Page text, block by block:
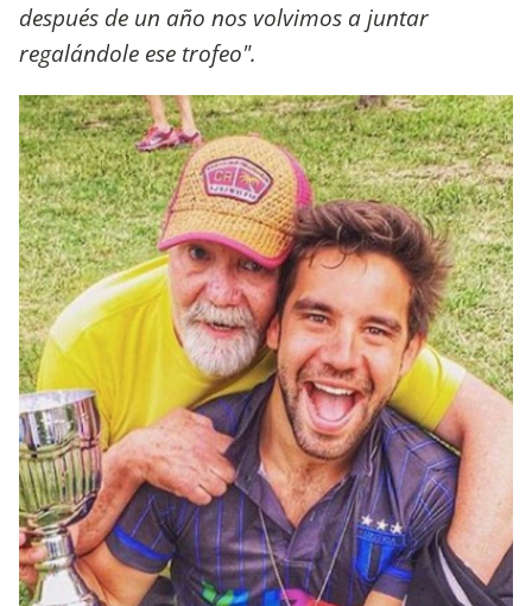
después de un año nos volvimos a juntar
regalándole ese trofeo".